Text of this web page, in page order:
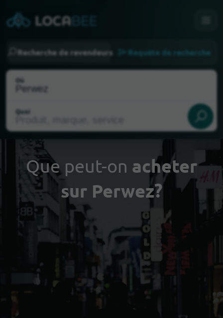
Recherche de revendeurs Requête de recherche
Où
Quoi
Choisir ma localisation
Que peut-on acheter
sur Perwez?